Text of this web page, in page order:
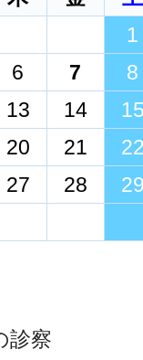
1
6 7
8
13 14
20 21
27 28
診察